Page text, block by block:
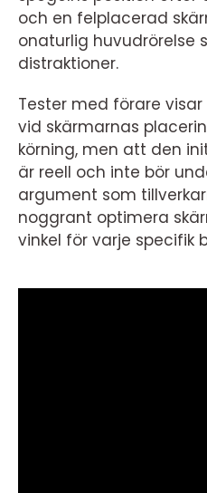
och en felplacerad
onaturlig huvudrörelse
distraktioner.
Tester med förare
vid skärmarnas
körning, men att den
är reell och inte bör
argument som
noggrant optimera
vinkel för varje specifik